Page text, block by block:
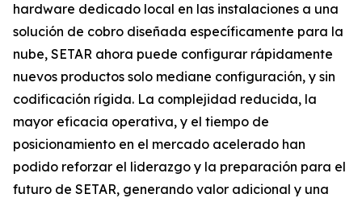
hardware dedicado local en las instalaciones a una
solución de cobro diseñada específicamente para la
nube, SETAR ahora puede configurar rápidamente
nuevos productos solo mediane configuración, y sin
codificación rígida. La complejidad reducida, la
mayor eficacia operativa, y el tiempo de
posicionamiento en el mercado acelerado han
podido reforzar el liderazgo y la preparación para el
futuro de SETAR, generando valor adicional y una